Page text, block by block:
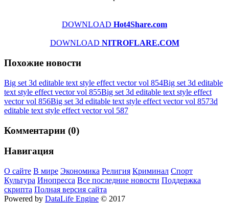
DOWNLOAD Hot4Share.com
DOWNLOAD NITROFLARE.COM
Похожие новости
Big set 3d editable text style effect vector vol 854Big set 3d editable
text style effect vector vol 855Big set 3d editable text style effect
vector vol 856Big set 3d editable text style effect vector vol 8573d
editable text style effect vector vol 587
Комментарии (0)
Навигация
О сайте В мире Экономика Религия Криминал Спорт
Культура Инопресса Все последние новости Поддержка
скрипта Полная версия сайта
Powered by DataLife Engine © 2017